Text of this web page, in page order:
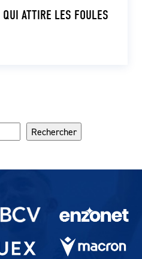
ATTIRE LES FOULES
Rechercher